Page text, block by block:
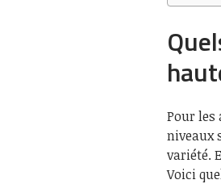
Pour les
niveaux
variété.
Voici